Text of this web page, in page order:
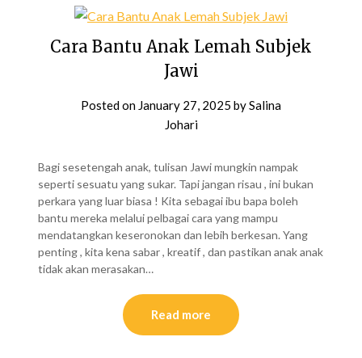
Cara Bantu Anak Lemah Subjek
Jawi
Posted on January 27, 2025 bySalina
Johari
Bagi sesetengah anak, tulisan Jawi mungkin nampak
seperti sesuatu yang sukar. Tapi jangan risau , ini bukan
perkara yang luar biasa ! Kita sebagai ibu bapa boleh
bantu mereka melalui pelbagai cara yang mampu
mendatangkan keseronokan dan lebih berkesan. Yang
penting , kita kena sabar , kreatif , dan pastikan anak anak
tidak akan merasakan…
Read more